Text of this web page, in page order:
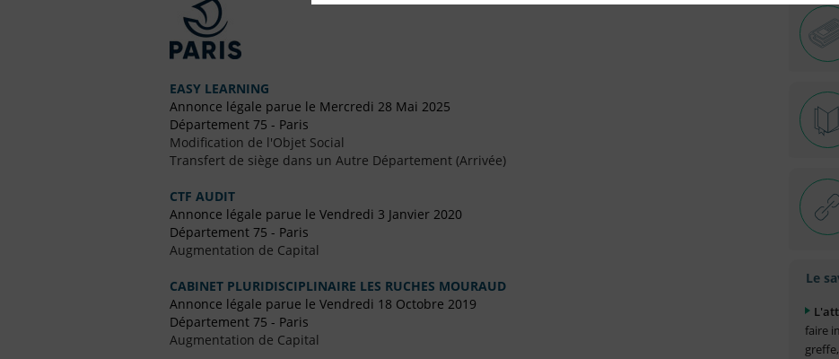
EASY LEARNING
Annonce légale parue le Mercredi 28 Mai 2025
Département 75 - Paris
Modification de l'Objet Social
Transfert de siège dans un Autre Département (Arrivée)
CTF AUDIT
Annonce légale parue le Vendredi 3 Janvier 2020
Département 75 - Paris
Augmentation de Capital
CABINET PLURIDISCIPLINAIRE LES RUCHES MOURAUD
Annonce légale parue le Vendredi 18 Octobre 2019
Département 75 - Paris
Augmentation de Capital
Le
faire